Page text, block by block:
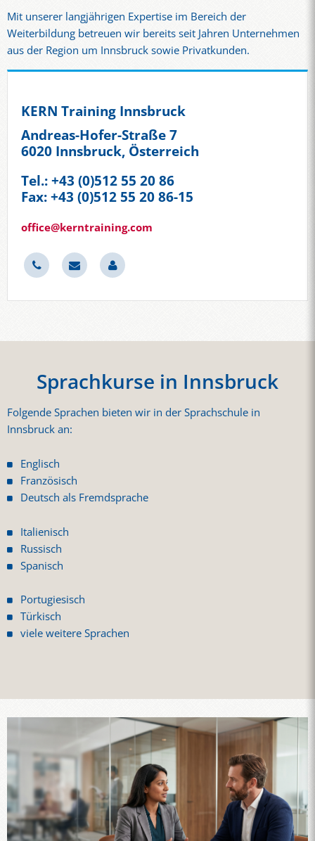
Mit unserer langjährigen Expertise im Bereich der
Weiterbildung betreuen wir bereits seit Jahren Unternehmen
aus der Region um Innsbruck sowie Privatkunden.
KERN Training Innsbruck
Andreas-Hofer-Straße 7
6020 Innsbruck, Österreich
Tel.: +43 (0)512 55 20 86
Fax: +43 (0)512 55 20 86-15
office@kerntraining.com
Sprachkurse in Innsbruck
Folgende Sprachen bieten wir in der Sprachschule in
Innsbruck an:
Englisch
Französisch
Deutsch als Fremdsprache
Italienisch
Russisch
Spanisch
Portugiesisch
Türkisch
viele weitere Sprachen